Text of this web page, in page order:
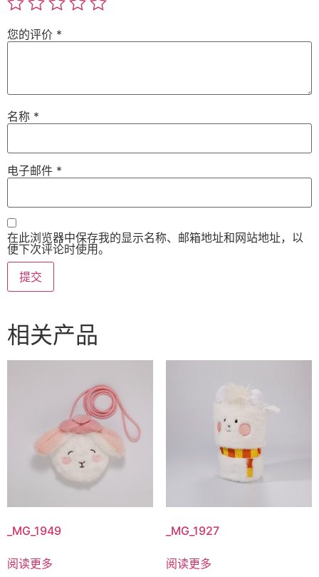
您的评价 *
名称 *
电子邮件 *
在此浏览器中保存我的显示名称、邮箱地址和网站地址，以
便下次评论时使用。
相关产品
_MG_1949
阅读更多
_MG_1927
阅读更多